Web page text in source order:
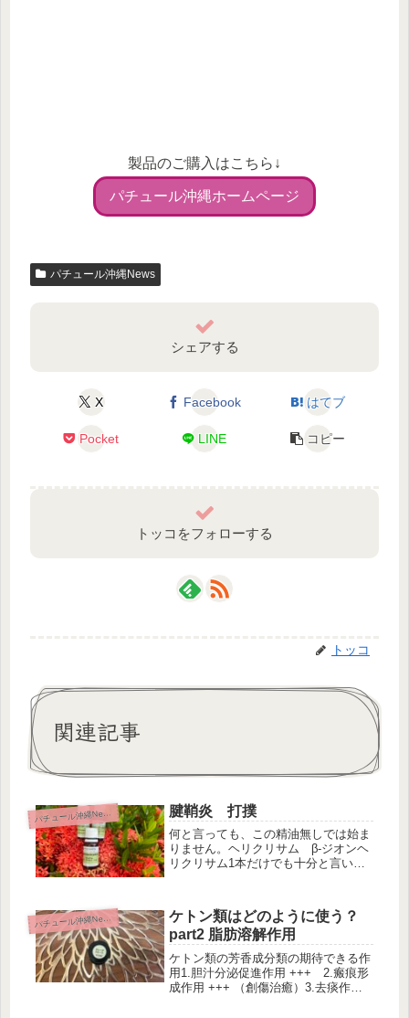
製品のご購入はこちら↓
パチュール沖縄ホームページ
パチュール沖縄News
シェアする
X Facebook はてブ
Pocket LINE コピー
トッコをフォローする
トッコ
関連記事
パ
チュール沖縄News 腱鞘炎 打撲
何と言っても、この精油無しでは始ま
りません。ヘリクリサム β‐ジオンヘ
リクリサム1本だけでも十分と言いた
っています。ヘリクリサムは、エステ
ル類の酢酸ネリルが主要分子になり...
パ
チュール沖縄News
ケトン類はどのように使う？
part2 脂肪溶解作用
ケトン類の芳香成分類の期待できる作
用1.胆汁分泌促進作用 +++ 2.瘢痕形
成作用 +++ （創傷治癒）3.去痰作用